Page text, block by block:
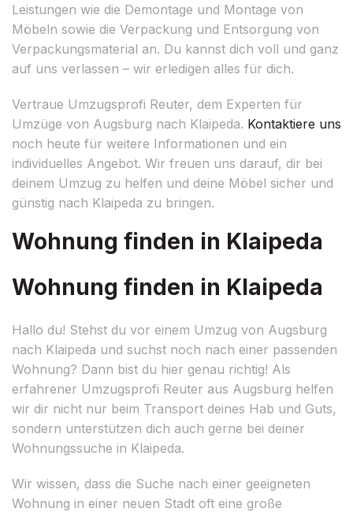
Leistungen wie die Demontage und Montage von
Möbeln sowie die Verpackung und Entsorgung von
Verpackungsmaterial an. Du kannst dich voll und ganz
auf uns verlassen – wir erledigen alles für dich.
Vertraue Umzugsprofi Reuter, dem Experten für
Umzüge von Augsburg nach Klaipeda. Kontaktiere uns
noch heute für weitere Informationen und ein
individuelles Angebot. Wir freuen uns darauf, dir bei
deinem Umzug zu helfen und deine Möbel sicher und
günstig nach Klaipeda zu bringen.
Wohnung finden in Klaipeda
Wohnung finden in Klaipeda
Hallo du! Stehst du vor einem Umzug von Augsburg
nach Klaipeda und suchst noch nach einer passenden
Wohnung? Dann bist du hier genau richtig! Als
erfahrener Umzugsprofi Reuter aus Augsburg helfen
wir dir nicht nur beim Transport deines Hab und Guts,
sondern unterstützen dich auch gerne bei deiner
Wohnungssuche in Klaipeda.
Wir wissen, dass die Suche nach einer geeigneten
Wohnung in einer neuen Stadt oft eine große